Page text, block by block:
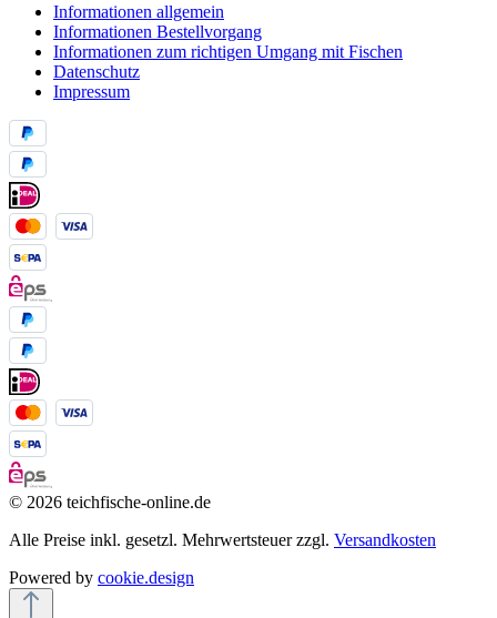
Informationen allgemein
Informationen Bestellvorgang
Informationen zum richtigen Umgang mit Fischen
Datenschutz
Impressum
© 2026 teichfische-online.de
Alle Preise inkl. gesetzl. Mehrwertsteuer zzgl. Versandkosten
Powered by cookie.design